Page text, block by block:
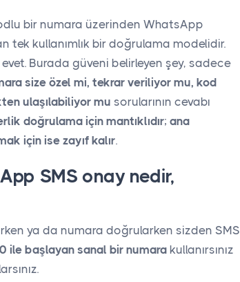
bir numara üzerinden WhatsApp
tek kullanımlık bir doğrulama modelidir.
Burada güveni belirleyen şey, sadece
size özel mi, tekrar veriliyor mu, kod
ulaşılabiliyor mu sorularının cevabı
doğrulama için mantıklıdır; ana
için ise zayıf kalır.
SMS onay nedir,
ya da numara doğrularken sizden SMS
ile başlayan sanal bir numara kullanırsınız